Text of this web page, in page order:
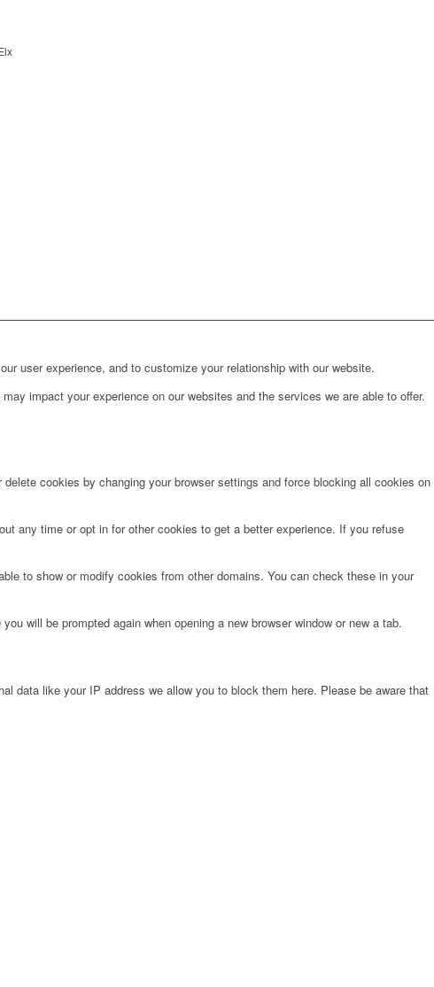
user experience, and to customize your relationship with our website.
impact your experience on our websites and the services we are able to offer.
cookies by changing your browser settings and force blocking all cookies on
any time or opt in for other cookies to get a better experience. If you refuse
to show or modify cookies from other domains. You can check these in your
will be prompted again when opening a new browser window or new a tab.
data like your IP address we allow you to block them here. Please be aware that